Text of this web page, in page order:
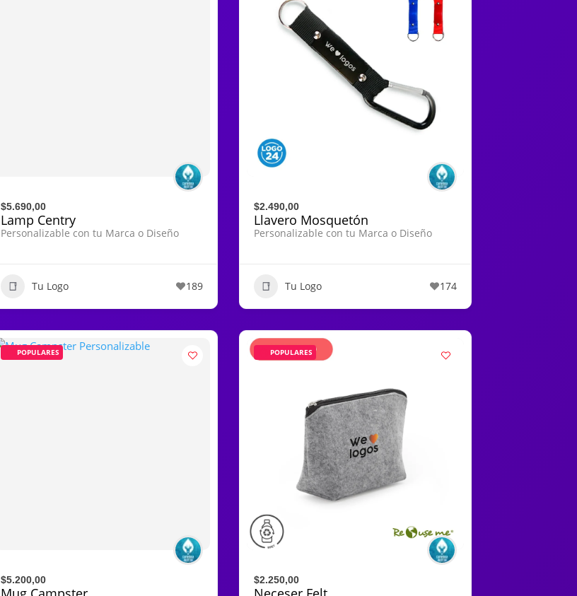
$5.690,00
Lamp Centry
Personalizable con tu Marca o Diseño
Tu Logo 189
$2.490,00
Llavero Mosquetón
Personalizable con tu Marca o Diseño
Tu Logo 174
POPULARES
$5.200,00
POPULARES
$2.250,00